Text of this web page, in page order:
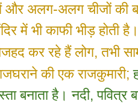
और अलग-अलग चीजों की
में भी काफी भीड़ होती
कर रहे हैं लोग, तभी
की एक राजकुमारी;
बनाता है। नदी, पवित्र